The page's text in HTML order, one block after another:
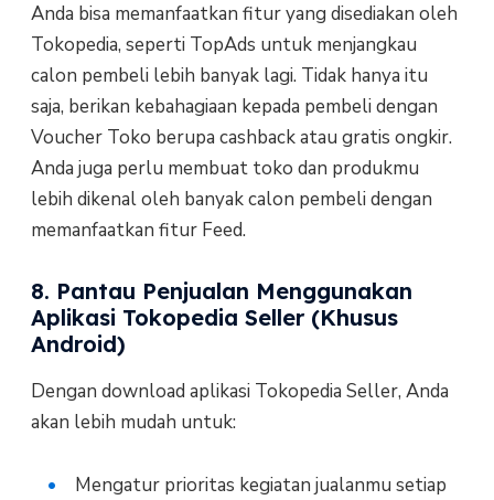
Anda bisa memanfaatkan fitur yang disediakan oleh
Tokopedia, seperti TopAds untuk menjangkau
calon pembeli lebih banyak lagi. Tidak hanya itu
saja, berikan kebahagiaan kepada pembeli dengan
Voucher Toko berupa cashback atau gratis ongkir.
Anda juga perlu membuat toko dan produkmu
lebih dikenal oleh banyak calon pembeli dengan
memanfaatkan fitur Feed.
8. Pantau Penjualan Menggunakan
Aplikasi Tokopedia Seller (Khusus
Android)
Dengan download aplikasi Tokopedia Seller, Anda
akan lebih mudah untuk:
Mengatur prioritas kegiatan jualanmu setiap